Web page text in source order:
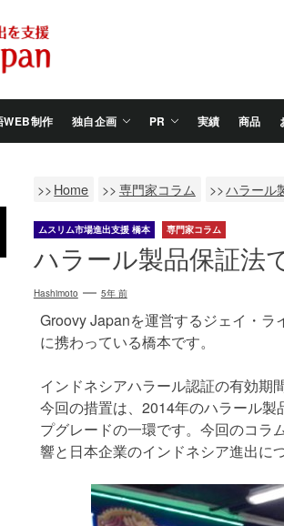
Groovy
Japan
WEB制作 独自企画 PR 実績 商品
Home 専門家コラム ハラール
ムスリム市場進出支援 橋本 専門家コラム
ハラール製品保証法
Hashimoto 5年 前
Groovy Japanを運営するジェイ・
に携わっている橋本です。
インドネシアハラール認証の有効期
今回の措置は、2014年のハラール
プグレードの一環です。今回のコラ
響と日本企業のインドネシア進出に